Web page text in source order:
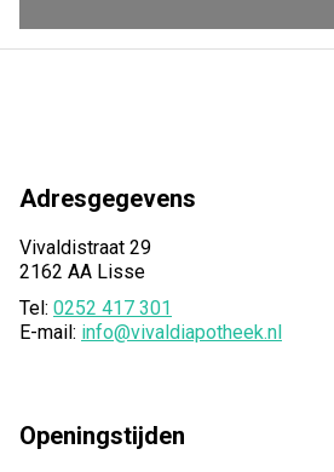
Adresgegevens
Vivaldistraat 29
2162 AA Lisse
Tel: 0252 417 301
E-mail: info@vivaldiapotheek.nl
Openingstijden